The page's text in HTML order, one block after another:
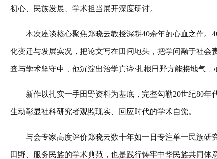
初心、民族发展、学术担当展开深度研讨。
本次座谈核心聚焦郑晓云教授深耕40余年的心血之作
化变迁与发展实况，把论文写在田间地头，把学问融于社
查与学术坚守中，他沉淀出治学真谛:扎根田野方能接地气
新作以扎实一手田野资料为基底，完整勾勒20世纪80
生动彰显社科研究者观照现实、回应时代的学术自觉。
与会专家高度评价郑晓云数十年如一日专注单一民族
田野、服务民族的学术典范，也是践行铸牢中华民族共同